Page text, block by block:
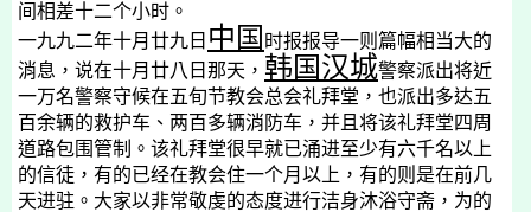
间相差十二个小时。
一九九二年十月廿九日 中国 时报报导一则篇幅相当大的
消息，说在十月廿八日 那天， 韩国汉城警察派出将近
一万名警察守候在五旬节教会总会礼拜堂，也派出多达五
百余辆的救护车、两百多辆消防车，并且将该礼拜堂四周
道路包围管制。该礼拜堂很早就已涌进至少有六千名以上
的信徒，有的已经在教会住一个月以上，有的则是在前几
天进驻。大家以非常敬虔的态度进行洁身沐浴守斋，为的